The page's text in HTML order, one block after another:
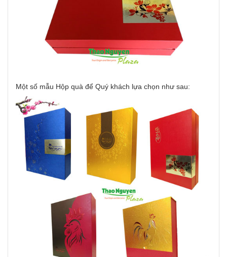
Một số mẫu Hộp quà để Quý khách lựa chọn như sau: